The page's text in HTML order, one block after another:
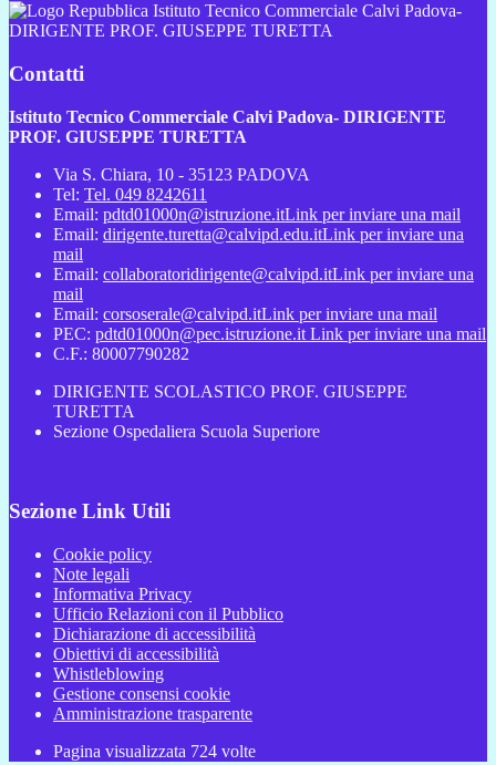
Istituto Tecnico Commerciale Calvi Padova-
DIRIGENTE PROF. GIUSEPPE TURETTA
Contatti
Istituto Tecnico Commerciale Calvi Padova- DIRIGENTE
PROF. GIUSEPPE TURETTA
Via S. Chiara, 10 - 35123 PADOVA
Tel: Tel. 049 8242611
Email: pdtd01000n@istruzione.itLink per inviare una mail
Email: dirigente.turetta@calvipd.edu.itLink per inviare una
mail
Email: collaboratoridirigente@calvipd.itLink per inviare una
mail
Email: corsoserale@calvipd.itLink per inviare una mail
PEC: pdtd01000n@pec.istruzione.it Link per inviare una mail
C.F.: 80007790282
DIRIGENTE SCOLASTICO PROF. GIUSEPPE
TURETTA
Sezione Ospedaliera Scuola Superiore
Sezione Link Utili
Cookie policy
Note legali
Informativa Privacy
Ufficio Relazioni con il Pubblico
Dichiarazione di accessibilità
Obiettivi di accessibilità
Whistleblowing
Gestione consensi cookie
Amministrazione trasparente
Pagina visualizzata 724 volte